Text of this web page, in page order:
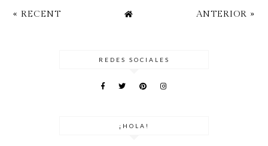
« RECENT ANTERIOR »
REDES SOCIALES
¡HOLA!